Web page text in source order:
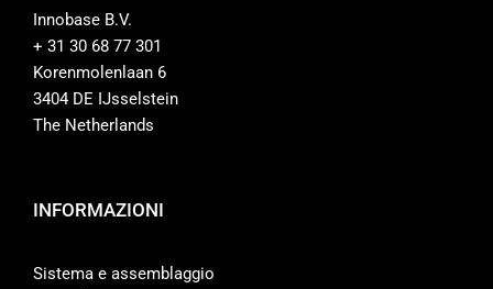
Innobase B.V.
+ 31 30 68 77 301
Korenmolenlaan 6
3404 DE IJsselstein
The Netherlands
INFORMAZIONI
Sistema e assemblaggio